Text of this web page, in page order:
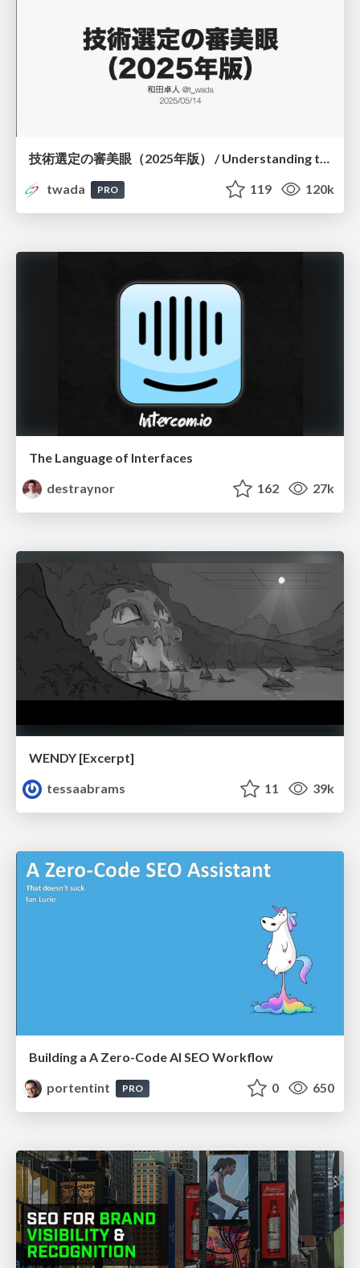
技術選定の審美眼（2025年版） / Understanding the Spiral of Technologies 2025 edition
twada
PRO 119 120k
The Language of Interfaces
destraynor
162 27k
WENDY [Excerpt]
tessaabrams
11 39k
Building a A Zero-Code AI SEO Workflow
portentint
PRO 0 650